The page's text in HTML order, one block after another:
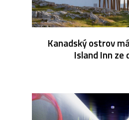
Kanadský ostrov
Island Inn ze